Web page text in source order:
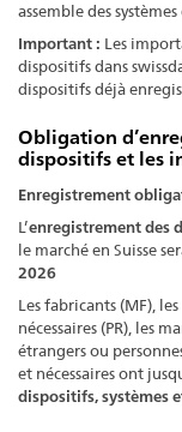
assemble des systèmes
Important : Les
dispositifs dans
dispositifs déjà
Obligation
dispositifs et les
Enregistrement
L’enregistrement des
le marché en Suisse
2026
Les fabricants (MF),
nécessaires (PR), les
étrangers ou
et nécessaires ont
dispositifs, systèmes